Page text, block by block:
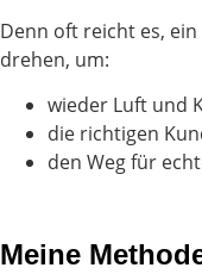
Denn oft reicht es,
drehen, um:
wieder Luft und
die richtigen
den Weg für
Meine